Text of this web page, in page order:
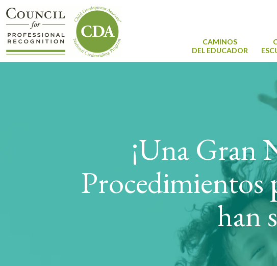
CAMINOS
DEL EDUCADOR
¡Una Gran
Procedimientos
han